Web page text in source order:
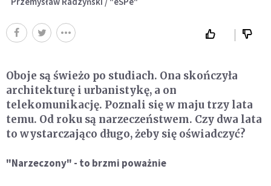
Oboje są świeżo po studiach. Ona skończyła
architekturę i urbanistykę, a on
telekomunikację. Poznali się w maju trzy lata
temu. Od roku są narzeczeństwem. Czy dwa lata
to wystarczająco długo, żeby się oświadczyć?
"Narzeczony" - to brzmi poważnie